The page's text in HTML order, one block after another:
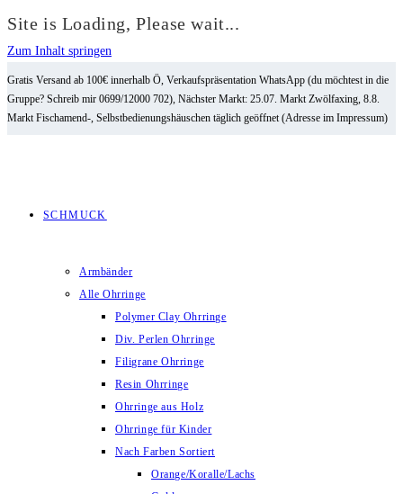
Site is Loading, Please wait...
Zum Inhalt springen
Gratis Versand ab 100€ innerhalb Ö, Verkaufspräsentation WhatsApp (du möchtest in die
Gruppe? Schreib mir 0699/12000 702), Nächster Markt: 25.07. Markt Zwölfaxing, 8.8.
Markt Fischamend-, Selbstbedienungshäuschen täglich geöffnet (Adresse im Impressum)
SCHMUCK
Armbänder
Alle Ohrringe
Polymer Clay Ohrringe
Div. Perlen Ohrringe
Filigrane Ohrringe
Resin Ohrringe
Ohrringe aus Holz
Ohrringe für Kinder
Nach Farben Sortiert
Orange/Koralle/Lachs